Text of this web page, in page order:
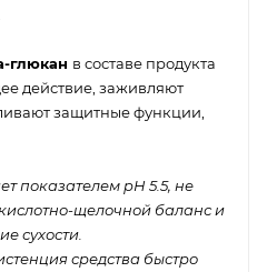
глюкан в составе продукта
действие, заживляют
защитные функции,
показателем pH 5.5, не
щелочной баланс и
сухости.
средства быстро